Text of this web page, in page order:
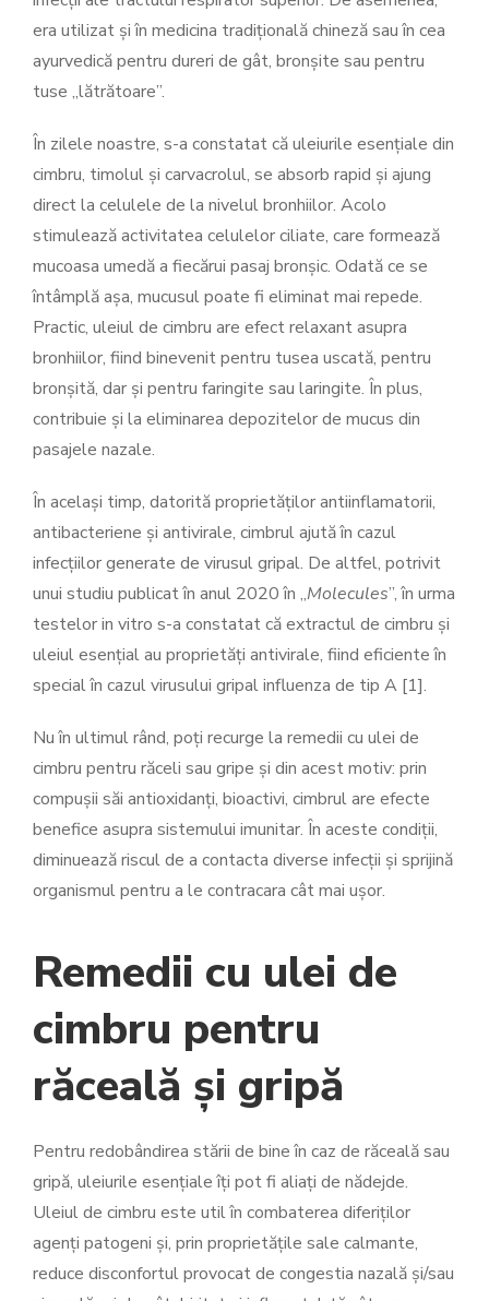
era utilizat și în medicina tradițională chineză sau în cea
ayurvedică pentru dureri de gât, bronșite sau pentru
tuse „lătrătoare”.
În zilele noastre, s-a constatat că uleiurile esențiale din
cimbru, timolul și carvacrolul, se absorb rapid și ajung
direct la celulele de la nivelul bronhiilor. Acolo
stimulează activitatea celulelor ciliate, care formează
mucoasa umedă a fiecărui pasaj bronșic. Odată ce se
întâmplă așa, mucusul poate fi eliminat mai repede.
Practic, uleiul de cimbru are efect relaxant asupra
bronhiilor, fiind binevenit pentru tusea uscată, pentru
bronșită, dar și pentru faringite sau laringite. În plus,
contribuie și la eliminarea depozitelor de mucus din
pasajele nazale.
În același timp, datorită proprietăților antiinflamatorii,
antibacteriene și antivirale, cimbrul ajută în cazul
infecțiilor generate de virusul gripal. De altfel, potrivit
unui studiu publicat în anul 2020 în „Molecules”, în urma
testelor in vitro s-a constatat că extractul de cimbru și
uleiul esențial au proprietăți antivirale, fiind eficiente în
special în cazul virusului gripal influenza de tip A [1].
Nu în ultimul rând, poți recurge la remedii cu ulei de
cimbru pentru răceli sau gripe și din acest motiv: prin
compușii săi antioxidanți, bioactivi, cimbrul are efecte
benefice asupra sistemului imunitar. În aceste condiții,
diminuează riscul de a contacta diverse infecții și sprijină
organismul pentru a le contracara cât mai ușor.
Remedii cu ulei de
cimbru pentru
răceală și gripă
Pentru redobândirea stării de bine în caz de răceală sau
gripă, uleiurile esențiale îți pot fi aliați de nădejde.
Uleiul de cimbru este util în combaterea diferiților
agenți patogeni și, prin proprietățile sale calmante,
reduce disconfortul provocat de congestia nazală și/sau